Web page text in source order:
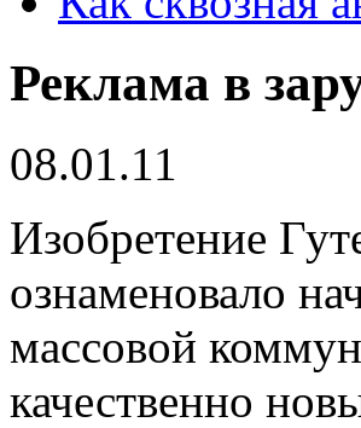
Реклама в
08.01.11
Изобретение
ознаменовало
массовой
качественно